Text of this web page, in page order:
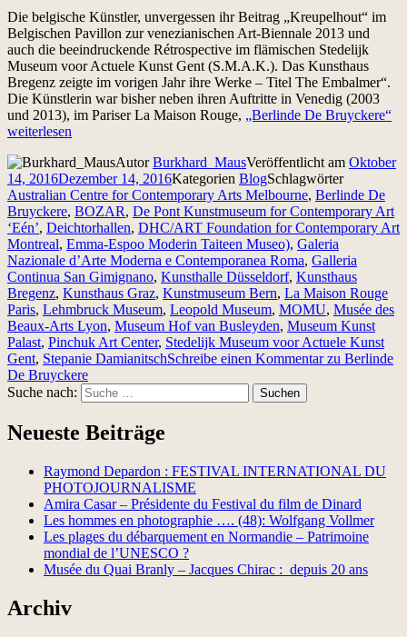
Die belgische Künstler, unvergessen ihr Beitrag „Kreupelhout“ im
Belgischen Pavillon zur venezianischen Art-Biennale 2013 und
auch die beeindruckende Rétrospective im flämischen Stedelijk
Museum voor Actuele Kunst Gent (S.M.A.K.). Das Kunsthaus
Bregenz zeigte im vorigen Jahr ihre Werke – Titel The Embalmer“.
Die Künstlerin war bisher neben ihren Auftritte in Venedig (2003
und 2013), im Pariser La Maison Rouge, „Berlinde De Bruyckere“
weiterlesen
AutorBurkhard_MausVeröffentlicht am Oktober
14, 2016Dezember 14, 2016Kategorien BlogSchlagwörter
Australian Centre for Contemporary Arts Melbourne, Berlinde De
Bruyckere, BOZAR, De Pont Kunstmuseum for Contemporary Art
‘Eén’, Deichtorhallen, DHC/ART Foundation for Contemporary Art
Montreal, Emma-Espoo Moderin Taiteen Museo), Galeria
Nazionale d’Arte Moderna e Contemporanea Roma, Galleria
Continua San Gimignano, Kunsthalle Düsseldorf, Kunsthaus
Bregenz, Kunsthaus Graz, Kunstmuseum Bern, La Maison Rouge
Paris, Lehmbruck Museum, Leopold Museum, MOMU, Musée des
Beaux-Arts Lyon, Museum Hof van Busleyden, Museum Kunst
Palast, Pinchuk Art Center, Stedelijk Museum voor Actuele Kunst
Gent, Stepanie DamianitschSchreibe einen Kommentarzu Berlinde
De Bruyckere
Suche nach:
Suchen
Neueste Beiträge
Raymond Depardon : FESTIVAL INTERNATIONAL DU
PHOTOJOURNALISME
Amira Casar – Présidente du Festival du film de Dinard
Les hommes en photographie …. (48): Wolfgang Vollmer
Les plages du débarquement en Normandie – Patrimoine
mondial de l’UNESCO ?
Musée du Quai Branly – Jacques Chirac : depuis 20 ans
Archiv